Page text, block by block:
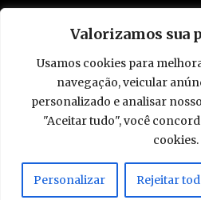
Valorizamos sua
Usamos cookies para
navegação, veicular
personalizado e analisar
"Aceitar tudo", você
cookies.
Personalizar Rejeitar
© 2009 - 2026 Piloto Policial. Todos